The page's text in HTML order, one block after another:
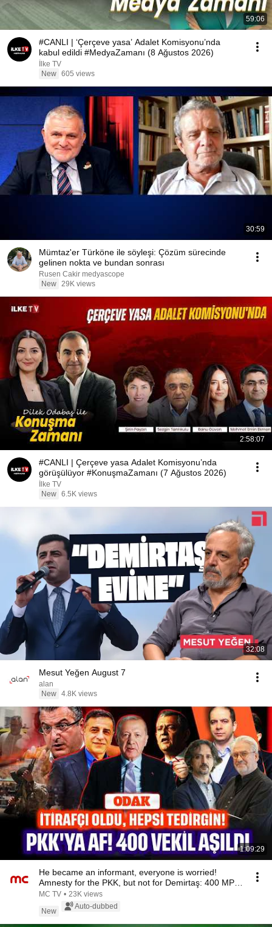
59:06
#CANLI | ‘Çerçeve yasa’ Adalet Komisyonu’nda
kabul edildi #MedyaZamanı (8 Ağustos 2026)
İlke TV
New 605 views
30:59
Mümtaz'er Türköne ile söyleşi: Çözüm sürecinde
gelinen nokta ve bundan sonrası
Rusen Cakir medyascope
New 29K views
2:58:07
#CANLI | Çerçeve yasa Adalet Komisyonu’nda
görüşülüyor #KonuşmaZamanı (7 Ağustos 2026)
İlke TV
New 6.5K views
32:08
Mesut Yeğen August 7
alan
New 4.8K views
1:09:29
He became an informant, everyone is worried!
Amnesty for the PKK, but not for Demirtaş: 400 MPs
a...
MC TV • 23K views
New
Auto-dubbed